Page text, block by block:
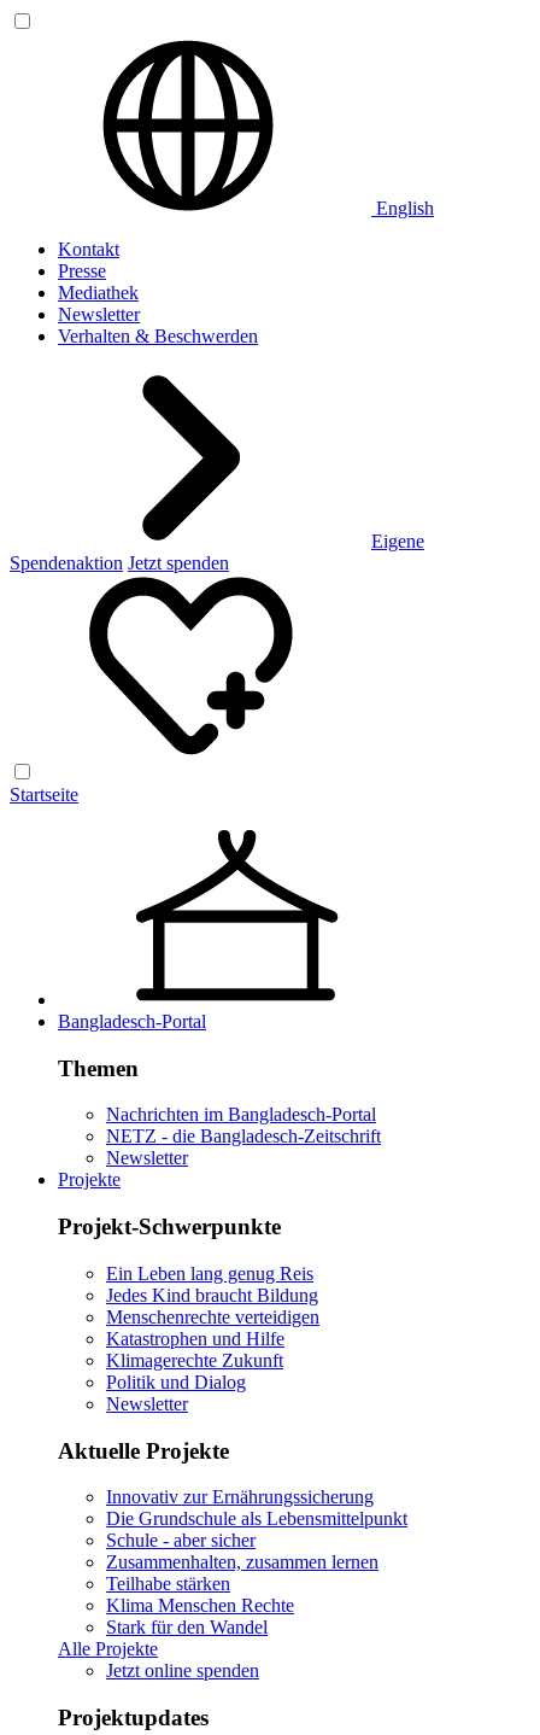
English
Kontakt
Presse
Mediathek
Newsletter
Verhalten & Beschwerden
Eigene
Spendenaktion Jetzt spenden
Startseite
Bangladesch-Portal
Themen
Nachrichten im Bangladesch-Portal
NETZ - die Bangladesch-Zeitschrift
Newsletter
Projekte
Projekt-Schwerpunkte
Ein Leben lang genug Reis
Jedes Kind braucht Bildung
Menschenrechte verteidigen
Katastrophen und Hilfe
Klimagerechte Zukunft
Politik und Dialog
Newsletter
Aktuelle Projekte
Innovativ zur Ernährungssicherung
Die Grundschule als Lebensmittelpunkt
Schule - aber sicher
Zusammenhalten, zusammen lernen
Teilhabe stärken
Klima Menschen Rechte
Stark für den Wandel
Alle Projekte
Jetzt online spenden
Projektupdates